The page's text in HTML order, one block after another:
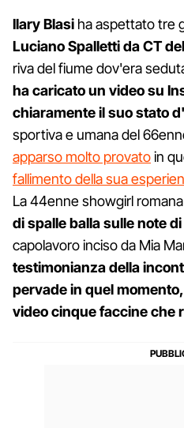
Ilary Blasi ha aspettato tre
Luciano Spalletti da CT
riva del fiume dov'era
ha caricato un video su
chiaramente il suo stato
sportiva e umana del
apparso molto provatoin
fallimento della sua
La 44enne showgirl romana
di spalle balla sulle note
capolavoro inciso da Mia
testimonianza della
pervade in quel
video cinque faccine che